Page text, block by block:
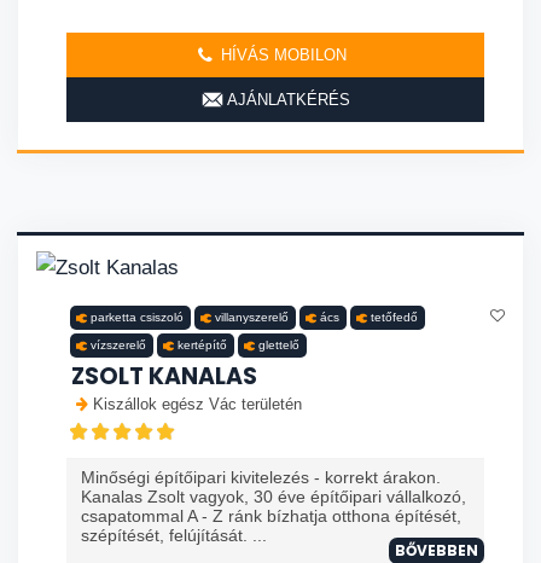
HÍVÁS MOBILON
AJÁNLATKÉRÉS
parketta csiszoló villanyszerelő ács tetőfedő
vízszerelő kertépítő glettelő
ZSOLT KANALAS
Kiszállok egész Vác területén
Minőségi építőipari kivitelezés - korrekt árakon.
Kanalas Zsolt vagyok, 30 éve építőipari vállalkozó,
csapatommal A - Z ránk bízhatja otthona építését,
szépítését, felújítását. ...
BŐVEBBEN